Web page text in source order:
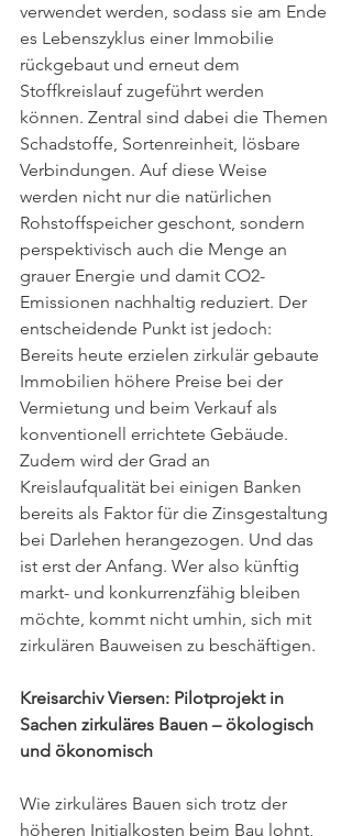
verwendet werden, sodass sie am Ende
es Lebenszyklus einer Immobilie
rückgebaut und erneut dem
Stoffkreislauf zugeführt werden
können. Zentral sind dabei die Themen
Schadstoffe, Sortenreinheit, lösbare
Verbindungen. Auf diese Weise
werden nicht nur die natürlichen
Rohstoffspeicher geschont, sondern
perspektivisch auch die Menge an
grauer Energie und damit CO2-
Emissionen nachhaltig reduziert. Der
entscheidende Punkt ist jedoch:
Bereits heute erzielen zirkulär gebaute
Immobilien höhere Preise bei der
Vermietung und beim Verkauf als
konventionell errichtete Gebäude.
Zudem wird der Grad an
Kreislaufqualität bei einigen Banken
bereits als Faktor für die Zinsgestaltung
bei Darlehen herangezogen. Und das
ist erst der Anfang. Wer also künftig
markt- und konkurrenzfähig bleiben
möchte, kommt nicht umhin, sich mit
zirkulären Bauweisen zu beschäftigen.
Kreisarchiv Viersen: Pilotprojekt in
Sachen zirkuläres Bauen – ökologisch
und ökonomisch
Wie zirkuläres Bauen sich trotz der
höheren Initialkosten beim Bau lohnt,